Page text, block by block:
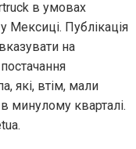
в умовах
Мексиці. Публікація
на
які, втім, мали
минулому кварталі.